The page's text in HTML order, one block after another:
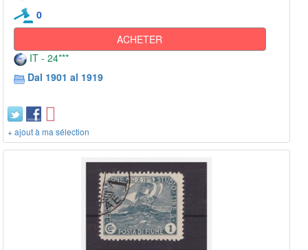
0
ACHETER
IT - 24***
Dal 1901 al 1919
+ ajout à ma sélection